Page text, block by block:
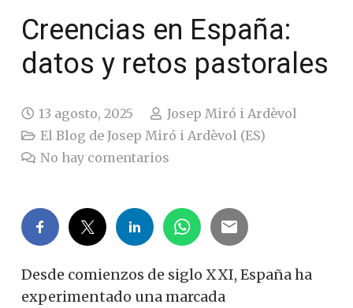
Creencias en España:
datos y retos pastorales
13 agosto, 2025
Josep Miró i Ardèvol
El Blog de Josep Miró i Ardèvol (ES)
No hay comentarios
Desde comienzos de siglo XXI, España ha
experimentado una marcada